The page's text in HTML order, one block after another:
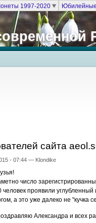
1997-2020
сайта
- 07:44 — Klondike
число
человек проявили
а это уже далеко не "кучка
Александра и всех